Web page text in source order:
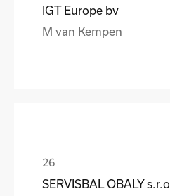
IGT Europe bv
M van Kempen
SERVISBAL OBALY s.r.o.